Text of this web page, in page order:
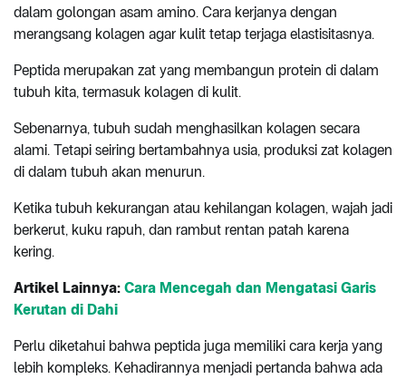
dalam golongan asam amino. Cara kerjanya dengan
merangsang kolagen agar kulit tetap terjaga elastisitasnya.
Peptida merupakan zat yang membangun protein di dalam
tubuh kita, termasuk kolagen di kulit.
Sebenarnya, tubuh sudah menghasilkan kolagen secara
alami. Tetapi seiring bertambahnya usia, produksi zat kolagen
di dalam tubuh akan menurun.
Ketika tubuh kekurangan atau kehilangan kolagen, wajah jadi
berkerut, kuku rapuh, dan rambut rentan patah karena
kering.
Artikel Lainnya: Cara Mencegah dan Mengatasi Garis
Kerutan di Dahi
Perlu diketahui bahwa peptida juga memiliki cara kerja yang
lebih kompleks. Kehadirannya menjadi pertanda bahwa ada